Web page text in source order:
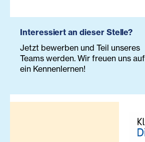
Interessiert an dieser Stelle?
Jetzt bewerben und Teil unseres
Teams werden. Wir freuen uns auf
ein Kennenlernen!